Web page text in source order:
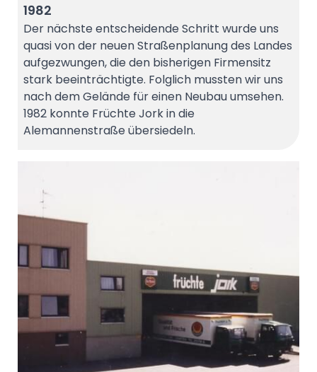
1982
Der nächste entscheidende Schritt wurde uns
quasi von der neuen Straßenplanung des Landes
aufgezwungen, die den bisherigen Firmensitz
stark beeinträchtigte. Folglich mussten wir uns
nach dem Gelände für einen Neubau umsehen.
1982 konnte Früchte Jork in die
Alemannenstraße übersiedeln.